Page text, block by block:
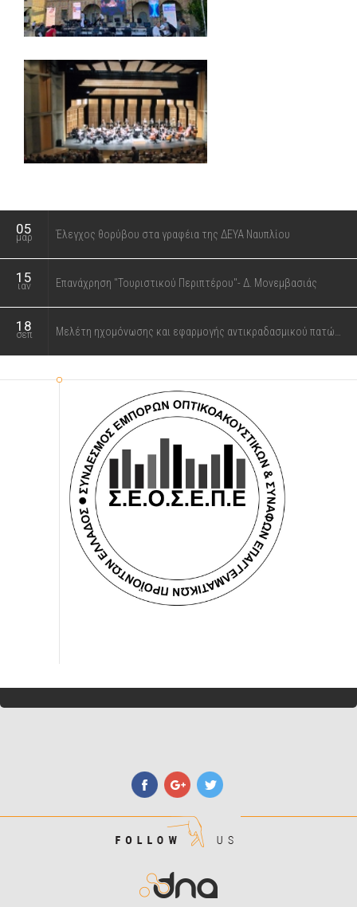
05
μαρ Έλεγχος θορύβου στα γραφέια της ΔΕΥΑ Ναυπλίου
15
ιαν Επανάχρηση "Τουριστικού Περιπτέρου"- Δ. Μονεμβασιάς
18
σεπ